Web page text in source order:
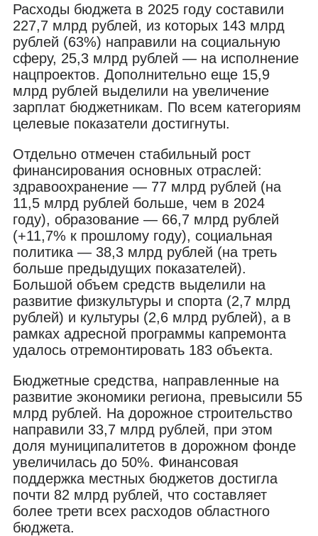
Расходы бюджета в 2025 году составили
227,7 млрд рублей, из которых 143 млрд
рублей (63%) направили на социальную
сферу, 25,3 млрд рублей — на исполнение
нацпроектов. Дополнительно еще 15,9
млрд рублей выделили на увеличение
зарплат бюджетникам. По всем категориям
целевые показатели достигнуты.
Отдельно отмечен стабильный рост
финансирования основных отраслей:
здравоохранение — 77 млрд рублей (на
11,5 млрд рублей больше, чем в 2024
году), образование — 66,7 млрд рублей
(+11,7% к прошлому году), социальная
политика — 38,3 млрд рублей (на треть
больше предыдущих показателей).
Большой объем средств выделили на
развитие физкультуры и спорта (2,7 млрд
рублей) и культуры (2,6 млрд рублей), а в
рамках адресной программы капремонта
удалось отремонтировать 183 объекта.
Бюджетные средства, направленные на
развитие экономики региона, превысили 55
млрд рублей. На дорожное строительство
направили 33,7 млрд рублей, при этом
доля муниципалитетов в дорожном фонде
увеличилась до 50%. Финансовая
поддержка местных бюджетов достигла
почти 82 млрд рублей, что составляет
более трети всех расходов областного
бюджета.